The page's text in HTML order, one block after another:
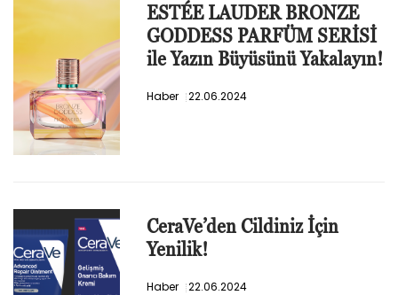
ESTÉE LAUDER BRONZE
GODDESS PARFÜM SERİSİ
ile Yazın Büyüsünü Yakalayın!
Haber 22.06.2024
CeraVe’den Cildiniz İçin
Yenilik!
Haber 22.06.2024